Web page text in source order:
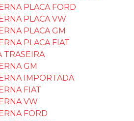
FAROL
FAROL GM
E INTERFACES
DE FAROL VW